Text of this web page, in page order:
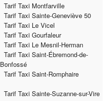
Tarif Taxi Montfarville
Tarif Taxi Sainte-Geneviève 50
Tarif Taxi Le Vicel
Tarif Taxi Gourfaleur
Tarif Taxi Le Mesnil-Herman
Tarif Taxi Saint-Ébremond-de-
Bonfossé
Tarif Taxi Saint-Romphaire
Tarif Taxi Sainte-Suzanne-sur-Vire